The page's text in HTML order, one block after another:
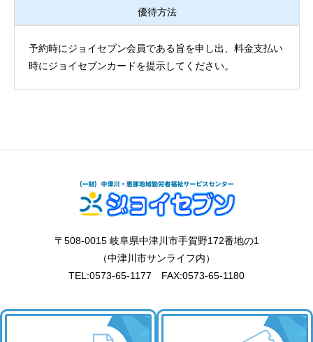
優待方法
予約時にジョイセブン会員である旨を申し出、料金支払い
時にジョイセブンカードを提示してください。
〒508-0015 岐阜県中津川市手賀野172番地の1
（中津川市サンライフ内）
TEL:0573-65-1177 FAX:0573-65-1180